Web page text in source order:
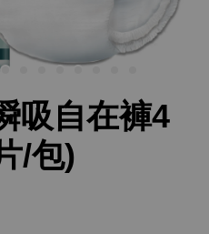
吸自在褲4
/包)